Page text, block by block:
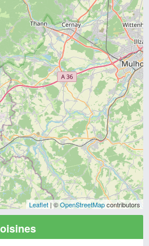
Leaflet | ©OpenStreetMapcontributors